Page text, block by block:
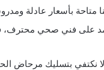
متاحة بأسعار عادلة
على فني صحي محترف،
لا نكتفي بتسليك مرحاض